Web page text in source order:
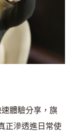
體驗分享，旗
正滲透進日常使